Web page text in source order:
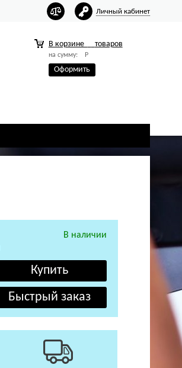
Личный кабинет
В корзине товаров
на сумму: Р
Оформить
В наличии